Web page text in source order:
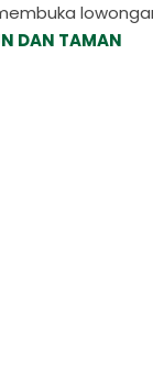
DAN TAMAN